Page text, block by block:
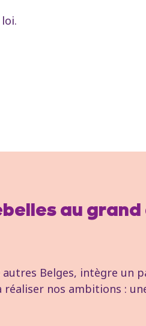
au
autres Belges, intègre un
réaliser nos ambitions :